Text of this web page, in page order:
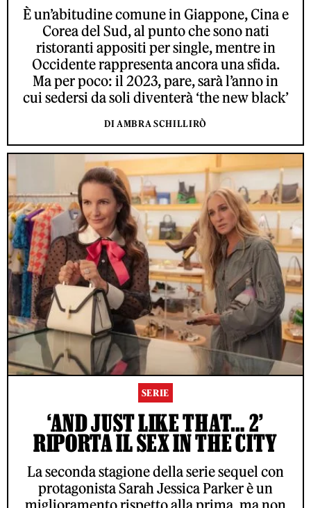
È un’abitudine comune in Giappone, Cina e
Corea del Sud, al punto che sono nati
ristoranti appositi per single, mentre in
Occidente rappresenta ancora una sfida.
Ma per poco: il 2023, pare, sarà l’anno in
cui sedersi da soli diventerà ‘the new black’
DI AMBRA SCHILLIRÒ
SERIE
‘AND JUST LIKE THAT… 2’
RIPORTA IL SEX IN THE CITY
La seconda stagione della serie sequel con
protagonista Sarah Jessica Parker è un